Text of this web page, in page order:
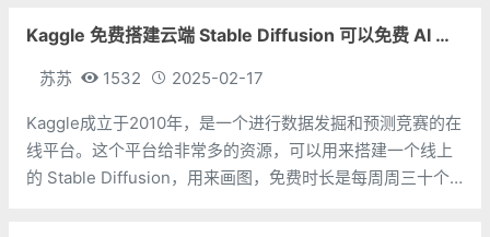
Kaggle 免费搭建云端 Stable Diffusion 可以免费 AI 画图
苏苏 1532 2025-02-17
Kaggle成立于2010年，是一个进行数据发掘和预测竞赛的在
线平台。这个平台给非常多的资源，可以用来搭建一个线上
的 Stable Diffusion，用来画图，免费时长是每周周三十个